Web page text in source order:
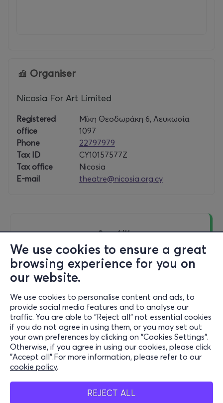
We use cookies to ensure a great
browsing experience for you on
our website.
We use cookies to personalise content and ads, to
provide social media features and to analyse our
traffic. You are able to "Reject all" not essential cookies
if you do not agree in using them, or you may set out
your own preferences by clicking on "Cookies Settings".
Otherwise, if you agree in using our cookies, please click
"Accept all".For more information, please refer to our
cookie policy.
REJECT ALL
Organiser
Nicosia For Art Limited
Registered
office
Μίκη Θεοδωράκη 6, Λευκωσία
1097
Phone
22797979
Tax ID
CY10157577Z
Tax office
Nicosia
E-mail
theatre@nicosia.org.cy
Sun, 1/11
19:00
6 Mouseiou Street, Nicosia
Nicosia Municipal Theatre - Nicosia, Cyprus
from 15€
Tickets